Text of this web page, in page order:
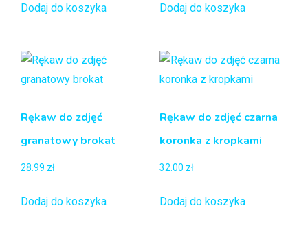
Dodaj do koszyka Dodaj do koszyka
Rękaw do zdjęć
granatowy brokat
28.99 zł
Dodaj do koszyka
Rękaw do zdjęć czarna
koronka z kropkami
32.00 zł
Dodaj do koszyka